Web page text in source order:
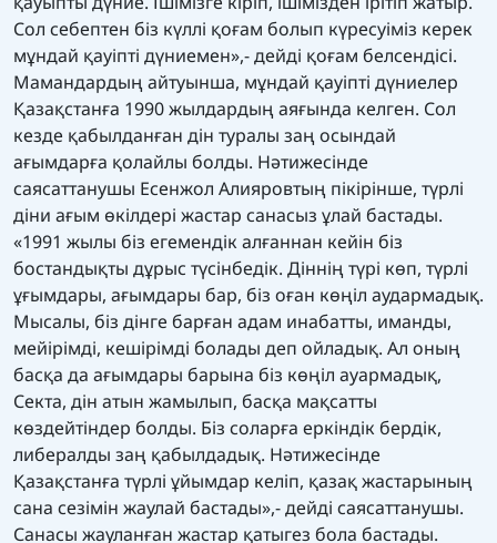
Сол себептен біз күллі қоғам болып күресуіміз керек
мұндай қауіпті дүниемен»,- дейді қоғам белсендісі.
Мамандардың айтуынша, мұндай қауіпті дүниелер
Қазақстанға 1990 жылдардың аяғында келген. Сол
кезде қабылданған дін туралы заң осындай
ағымдарға қолайлы болды. Нәтижесінде
саясаттанушы Есенжол Алияровтың пікірінше, түрлі
діни ағым өкілдері жастар санасыз ұлай бастады.
«1991 жылы біз егемендік алғаннан кейін біз
бостандықты дұрыс түсінбедік. Діннің түрі көп, түрлі
ұғымдары, ағымдары бар, біз оған көңіл аудармадық.
Мысалы, біз дінге барған адам инабатты, иманды,
мейірімді, кешірімді болады деп ойладық. Ал оның
басқа да ағымдары барына біз көңіл ауармадық,
Секта, дін атын жамылып, басқа мақсатты
көздейтіндер болды. Біз соларға еркіндік бердік,
либералды заң қабылдадық. Нәтижесінде
Қазақстанға түрлі ұйымдар келіп, қазақ жастарының
сана сезімін жаулай бастады»,- дейді саясаттанушы.
Санасы жауланған жастар қатыгез бола бастады.